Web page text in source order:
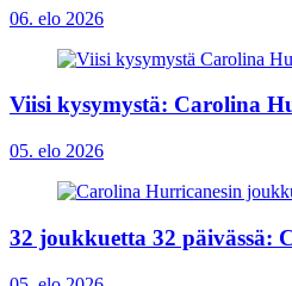
06. elo 2026
Viisi kysymystä: Carolina
05. elo 2026
32 joukkuetta 32 päivässä: